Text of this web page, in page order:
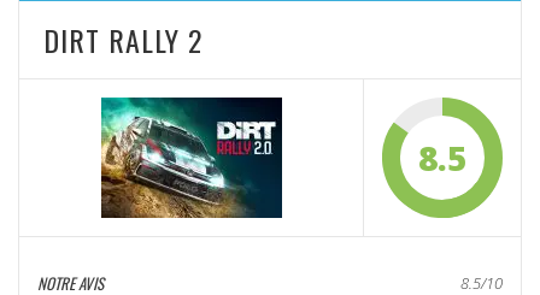
DIRT RALLY 2
8.5
NOTRE AVIS 8.5/10